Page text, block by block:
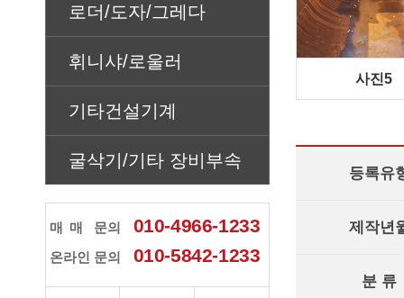
로더/도자/그레다
휘니샤/로울러
기타건설기계
굴삭기/기타 장비부속
매매 문의 010-4966-1233
온라인 문의 010-5842-1233
사진5
등록유
제작년
분 류